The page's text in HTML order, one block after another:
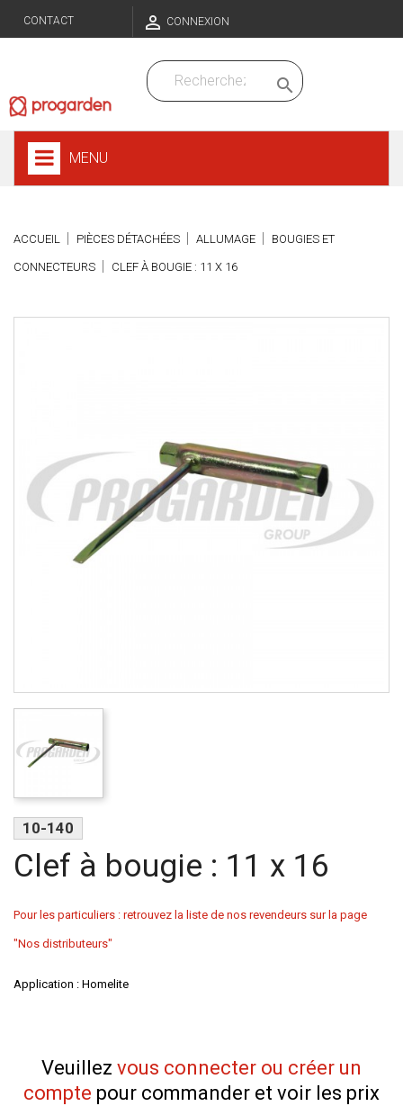
CONTACT  CONNEXION

MENU
ACCUEIL PIÈCES DÉTACHÉES ALLUMAGE BOUGIES ET
CONNECTEURS CLEF À BOUGIE : 11 X 16
10-140
Clef à bougie : 11 x 16
Pour les particuliers : retrouvez la liste de nos revendeurs sur la page
"Nos distributeurs"
Application : Homelite
Veuillez vous connecter ou créer un
compte pour commander et voir les prix